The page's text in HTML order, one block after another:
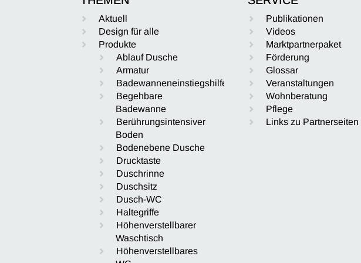
Aktuell
Design für alle
Produkte
Ablauf Dusche
Armatur
Badewanneneinstiegshilfe
Begehbare
Badewanne
Berührungsintensiver
Boden
Bodenebene Dusche
Drucktaste
Duschrinne
Duschsitz
Dusch-WC
Haltegriffe
Höhenverstellbarer
Waschtisch
Höhenverstellbares
Publikationen
Videos
Marktpartnerpaket
Förderung
Glossar
Veranstaltungen
Wohnberatung
Pflege
Links zu Partnerseiten